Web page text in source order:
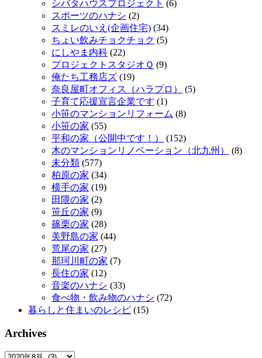
シバタハウスプロジェクト (6)
スポーツのハナシ (2)
スミレのいえ(企画住宅) (34)
ちょい飲みチョクチョク (5)
にしやま内科 (22)
プロジェクトスタジオＱ (9)
俺たち工務店ズ (19)
奈良屋町オフィス（ハラプロ）
(5)
子育て応援宣言企業です (1)
小笹のマンションリフォーム (8)
小笹の家 (55)
平和の家（公開中です！）
(152)
木のマンションリノベーション（北九州）
(8)
未分類 (577)
柏原の家 (34)
横手の家 (19)
田隈の家 (2)
笹丘の家 (9)
篠栗の家 (28)
美野島の家 (44)
荒尾の家 (27)
那珂川町の家 (7)
長住の家 (12)
音楽のハナシ (33)
食べ物・飲み物のハナシ (72)
暮らしと住まいのレシピ (15)
Archives
Archives